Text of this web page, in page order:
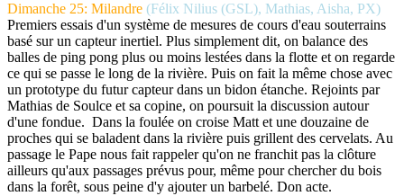
Dimanche 25: Milandre (Félix Nilius (GSL), Mathias, Aisha, PX)
Premiers essais d'un système de mesures de cours d'eau souterrains
basé sur un capteur inertiel. Plus simplement dit, on balance des
balles de ping pong plus ou moins lestées dans la flotte et on regarde
ce qui se passe le long de la rivière. Puis on fait la même chose avec
un prototype du futur capteur dans un bidon étanche. Rejoints par
Mathias de Soulce et sa copine, on poursuit la discussion autour
d'une fondue. Dans la foulée on croise Matt et une douzaine de
proches qui se baladent dans la rivière puis grillent des cervelats. Au
passage le Pape nous fait rappeler qu'on ne franchit pas la clôture
ailleurs qu'aux passages prévus pour, même pour chercher du bois
dans la forêt, sous peine d'y ajouter un barbelé. Don acte.